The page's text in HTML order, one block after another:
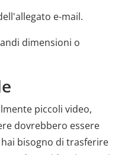
e-mail.
dimensioni o
piccoli video,
dovrebbero essere
bisogno di trasferire